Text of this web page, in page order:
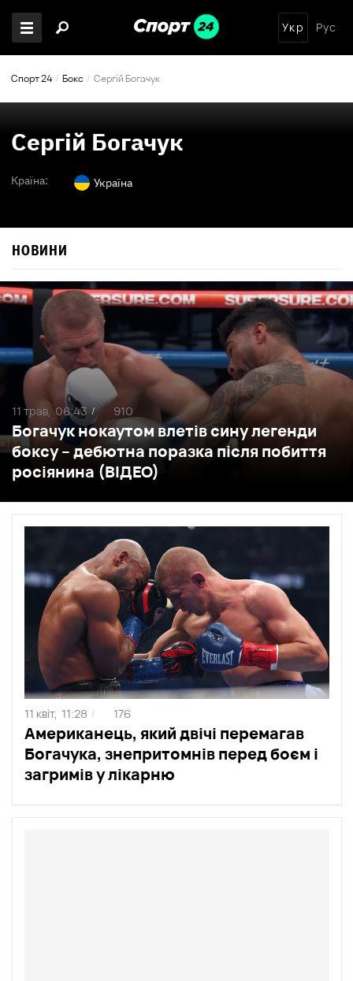
Укр Рус
Спорт 24 Бокс Сергій Богачук
Сергій Богачук
Країна: Україна
НОВИНИ
Богачук нокаутом влетів сину легенди
боксу – дебютна поразка після побиття
росіянина (ВІДЕО)
11 трав, 06:43 / 910
Американець, який двічі перемагав
Богачука, знепритомнів перед боєм і
загримів у лікарню
11 квіт, 11:28 / 176